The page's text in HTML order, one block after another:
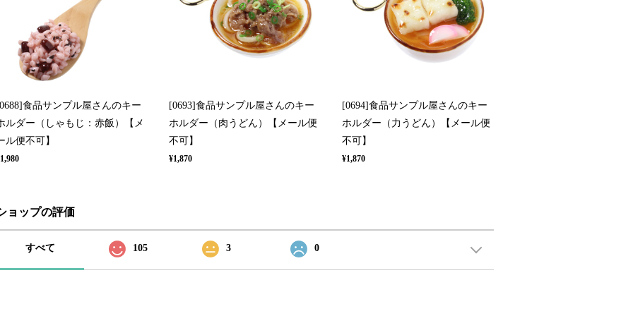
食品サンプル屋さんのキー
ルダー（しゃもじ：赤飯）【メ
ル便不可】
[0693]食品サンプル屋さんのキー
ホルダー（肉うどん）【メール便
不可】
¥1,870
[0694]食品サンプル屋さんのキー
ホルダー（力うどん）【メール便
不可】
¥1,870
ョップの評価
すべて 105 3 0